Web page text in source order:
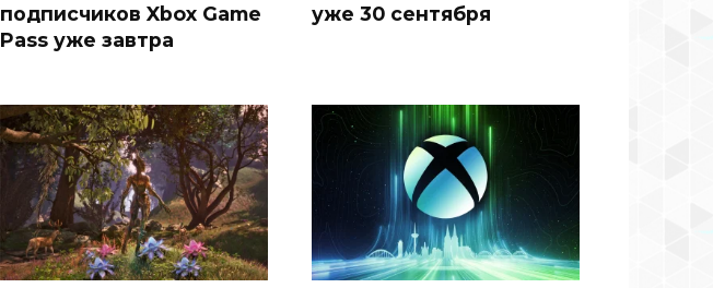
подписчиков Xbox Game
Pass уже завтра
уже 30 сентября